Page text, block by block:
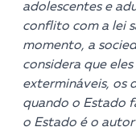
adolescentes e
conflito com a lei
momento, a
considera que
extermináveis, os
quando o Estado
o Estado é o